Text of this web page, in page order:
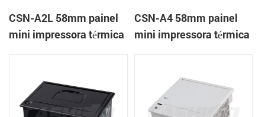
CSN-A2L 58mm painel
mini impressora térmica
CSN-A4 58mm painel
mini impressora térmica